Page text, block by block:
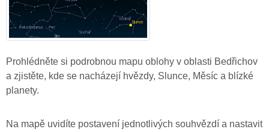
Prohlédněte si podrobnou mapu oblohy v oblasti Bedřichov
a zjistěte, kde se nacházejí hvězdy, Slunce, Měsíc a blízké
planety.
Na mapě uvidíte postavení jednotlivých souhvězdí a nastavit